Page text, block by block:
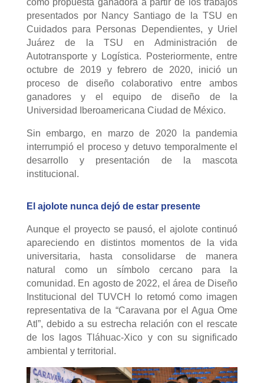
como propuesta ganadora a partir de los trabajos
presentados por Nancy Santiago de la TSU en
Cuidados para Personas Dependientes, y Uriel
Juárez de la TSU en Administración de
Autotransporte y Logística. Posteriormente, entre
octubre de 2019 y febrero de 2020, inició un
proceso de diseño colaborativo entre ambos
ganadores y el equipo de diseño de la
Universidad Iberoamericana Ciudad de México.
Sin embargo, en marzo de 2020 la pandemia
interrumpió el proceso y detuvo temporalmente el
desarrollo y presentación de la mascota
institucional.
El ajolote nunca dejó de estar presente
Aunque el proyecto se pausó, el ajolote continuó
apareciendo en distintos momentos de la vida
universitaria, hasta consolidarse de manera
natural como un símbolo cercano para la
comunidad. En agosto de 2022, el área de Diseño
Institucional del TUVCH lo retomó como imagen
representativa de la “Caravana por el Agua Ome
Atl”, debido a su estrecha relación con el rescate
de los lagos Tláhuac-Xico y con su significado
ambiental y territorial.